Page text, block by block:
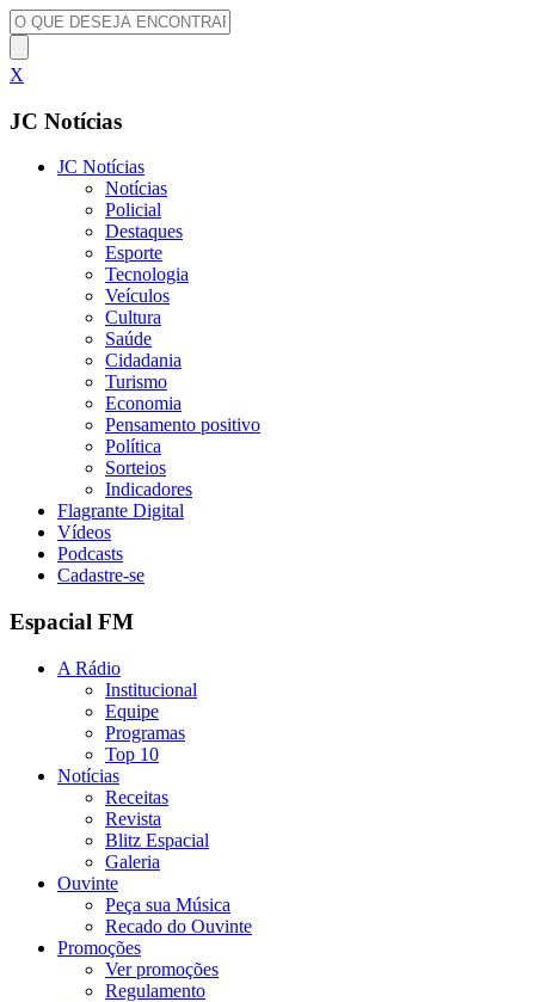
X
JC Notícias
JC Notícias
Notícias
Policial
Destaques
Esporte
Tecnologia
Veículos
Cultura
Saúde
Cidadania
Turismo
Economia
Pensamento positivo
Política
Sorteios
Indicadores
Flagrante Digital
Vídeos
Podcasts
Cadastre-se
Espacial FM
A Rádio
Institucional
Equipe
Programas
Top 10
Notícias
Receitas
Revista
Blitz Espacial
Galeria
Ouvinte
Peça sua Música
Recado do Ouvinte
Promoções
Ver promoções
Regulamento